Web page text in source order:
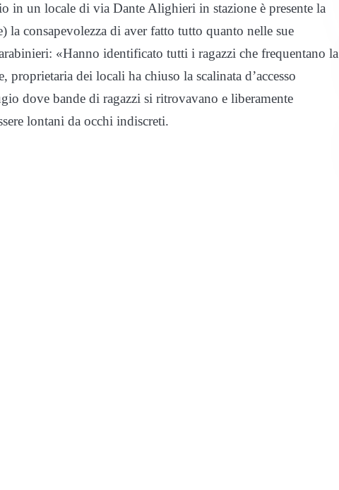
un locale di via Dante Alighieri in stazione è presente la
la consapevolezza di aver fatto tutto quanto nelle sue
«Hanno identificato tutti i ragazzi che frequentano la
dei locali ha chiuso la scalinata d’accesso
dove bande di ragazzi si ritrovavano e liberamente
lontani da occhi indiscreti.